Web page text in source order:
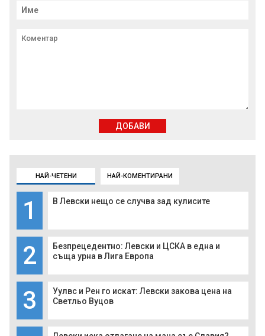
НАЙ-ЧЕТЕНИ НАЙ-КОМЕНТИРАНИ
1 В Левски нещо се случва зад кулисите
2
Безпрецедентно: Левски и ЦСКА в една и
съща урна в Лига Европа
3
Уулвс и Рен го искат: Левски закова цена на
Светльо Вуцов
ДОБАВИ